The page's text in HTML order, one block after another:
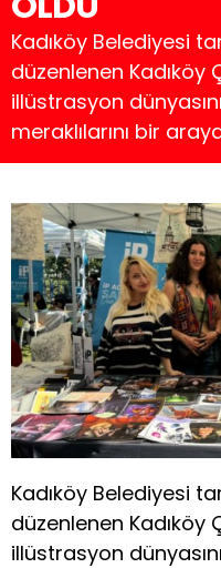
Kadıköy Belediyesi
düzenlenen Kadıköy
illüstrasyon
meraklılarını bir
Kadıköy Belediyesi
düzenlenen Kadıköy
illüstrasyon